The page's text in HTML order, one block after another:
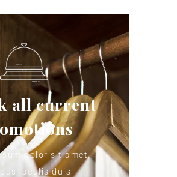
all current
dolor sit amet,
iaculis duis